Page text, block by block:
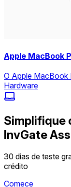
Apple MacBook
O Apple MacBook
Hardware
Simplifique
InvGate
30 dias de teste
crédito
Comece